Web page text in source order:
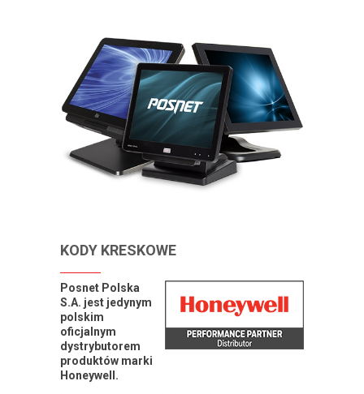
KODY KRESKOWE
Posnet Polska
S.A. jest jedynym
polskim
oficjalnym
dystrybutorem
produktów marki
Honeywell.